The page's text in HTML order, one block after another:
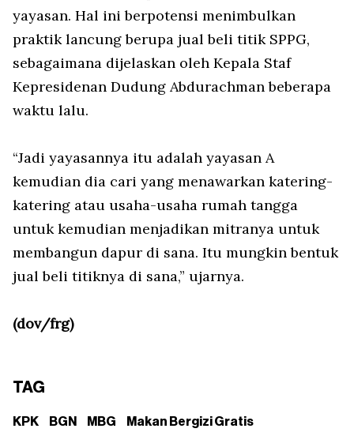
yayasan. Hal ini berpotensi menimbulkan
praktik lancung berupa jual beli titik SPPG,
sebagaimana dijelaskan oleh Kepala Staf
Kepresidenan Dudung Abdurachman beberapa
waktu lalu.
“Jadi yayasannya itu adalah yayasan A
kemudian dia cari yang menawarkan katering-
katering atau usaha-usaha rumah tangga
untuk kemudian menjadikan mitranya untuk
membangun dapur di sana. Itu mungkin bentuk
jual beli titiknya di sana,” ujarnya.
(dov/frg)
TAG
KPK BGN MBG Makan Bergizi Gratis